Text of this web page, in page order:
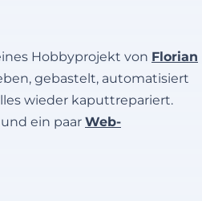
Hobbyprojekt von Florian
gebastelt, automatisiert
wieder kaputtrepariert.
ein paar Web-